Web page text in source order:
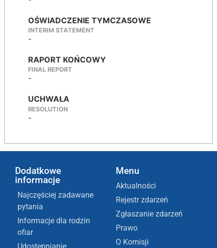
OŚWIADCZENIE TYMCZASOWE
INTERIM STATEMENT
-
RAPORT KOŃCOWY
FINAL REPORT
-
UCHWAŁA
RESOLUTION
-
Dodatkowe
informacje
Najczęściej zadawane
pytania
Informacje dla rodzin
ofiar
Menu
Aktualności
Rejestr zdarzeń
Zgłaszanie zdarzeń
Prawo
O Komisji